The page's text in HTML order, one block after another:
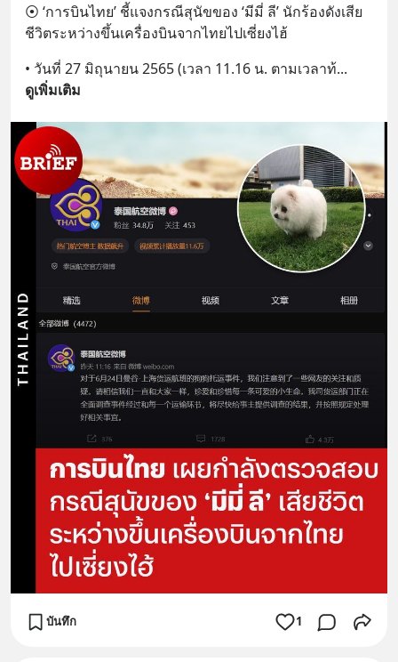
⦿ ‘การบินไทย’ ชี้แจงกรณีสุนัขของ ‘มีมี่ ลี’ นักร้องดังเสีย
ชีวิตระหว่างขึ้นเครื่องบินจากไทยไปเซี่ยงไฮ้
• วันที่ 27 มิถุนายน 2565 (เวลา 11.16 น. ตามเวลาท้...
ดูเพิ่มเติม
บันทึก 1